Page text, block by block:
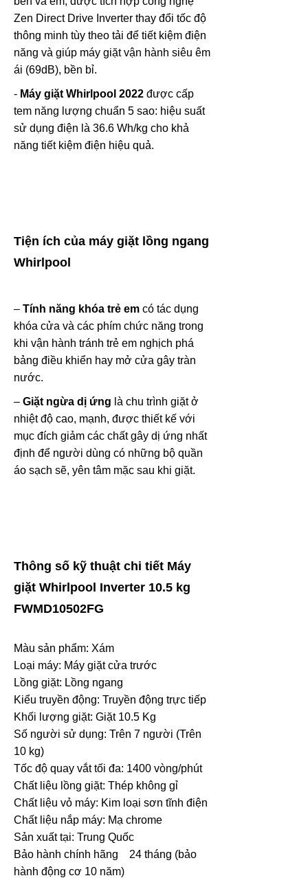
Zen Direct Drive Inverter thay đổi tốc độ
thông minh tùy theo tải để tiết kiệm điện
năng và giúp máy giặt vận hành siêu êm
ái (69dB), bền bỉ.
- Máy giặt Whirlpool 2022 được cấp
tem năng lượng chuẩn 5 sao: hiệu suất
sử dụng điện là 36.6 Wh/kg cho khả
năng tiết kiệm điện hiệu quả.
Tiện ích của máy giặt lồng ngang
Whirlpool
– Tính năng khóa trẻ em có tác dụng
khóa cửa và các phím chức năng trong
khi vận hành tránh trẻ em nghịch phá
bảng điều khiển hay mở cửa gây tràn
nước.
– Giặt ngừa dị ứng là chu trình giặt ở
nhiệt độ cao, mạnh, được thiết kế với
mục đích giảm các chất gây dị ứng nhất
định để người dùng có những bộ quần
áo sạch sẽ, yên tâm mặc sau khi giặt.
Thông số kỹ thuật chi tiết Máy
giặt Whirlpool Inverter 10.5 kg
FWMD10502FG
Màu sản phẩm: Xám
Loại máy: Máy giặt cửa trước
Lồng giặt: Lồng ngang
Kiểu truyền động: Truyền động trực tiếp
Khối lượng giặt: Giặt 10.5 Kg
Số người sử dụng: Trên 7 người (Trên
10 kg)
Tốc độ quay vắt tối đa: 1400 vòng/phút
Chất liệu lồng giặt: Thép không gỉ
Chất liệu vỏ máy: Kim loại sơn tĩnh điện
Chất liệu nắp máy: Mạ chrome
Sản xuất tại: Trung Quốc
Bảo hành chính hãng 24 tháng (bảo
hành động cơ 10 năm)